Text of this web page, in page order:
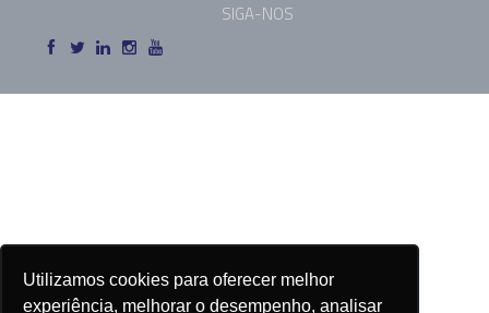
Utilizamos cookies para oferecer melhor
experiência, melhorar o desempenho, analisar
SIGA-NOS